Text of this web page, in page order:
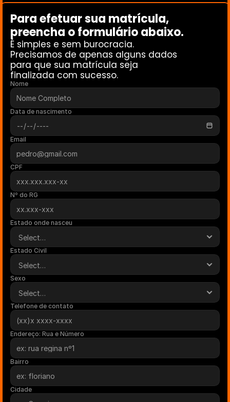
Para efetuar sua matrícula,
preencha o formulário abaixo.
É simples e sem burocracia.
Precisamos de apenas alguns dados
para que sua matrícula seja
finalizada com sucesso.
Nome
Data de nascimento
Email
CPF
Nº do RG
Estado onde nasceu
Estado Civil
Sexo
Telefone de contato
Endereço: Rua e Número
Bairro
Cidade